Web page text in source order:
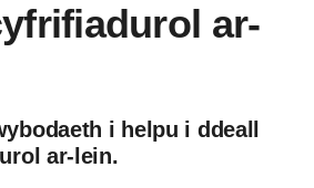
ar-
i helpu i ddeall
ar-lein.